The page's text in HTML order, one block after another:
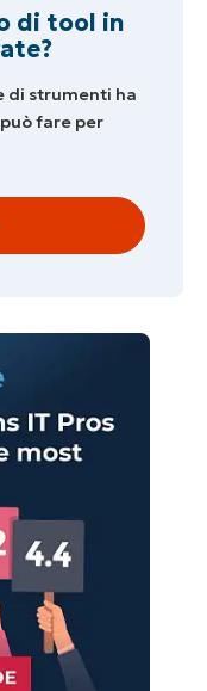
di tool in
di strumenti ha
fare per
14 giorni
accesso